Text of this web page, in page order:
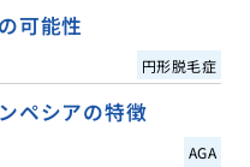
可能性
円形脱毛症
ペシアの特徴
AGA